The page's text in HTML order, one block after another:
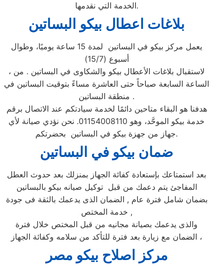
الخدمة التي نقدمها.
بلاغات اعطال بيكو البساتين
يعمل مركز بيكو في البساتين لمدة 15 ساعة يوميًا، وطوال
أسبوع (15/7)
، لاستقبال بلاغات الأعطال بيكو والشكاوى في البساتين . من
الساعة السابعة صباحاً حتى العاشرة مساءً بتوقيت البساتين في
منطقة البساتين .
هدفنا هو البقاء متاحين دائمًا لخدمة سيادتكم عند الاتصال برقم
خدمة بيكو الموحَّد، وهو 01154008110. نحن نؤدي صيانة لأي
جهاز من جهزة بيكو في البساتين بحضرتكم.
ضمان بيكو في البساتين
بعد استمتاعك بإستعادة كفائة الجهاز بمنزلك بعد حدوث العطل
المفاجئ يتم دعمك من قبل توكيل صيانه بيكو بالبساتين
بضمان شامل فترة عام , الضمان الذى يدعمك بالثقة فى جودة
خدمة المختص ,
والذى يدعمك بصيانة مجانيه من قبل المختص خلال فترة
الضمان مع زيارة بعد فترة للتأكد من سلامه وكفائة الجهاز ،
مركز اصلاح بيكو مصر